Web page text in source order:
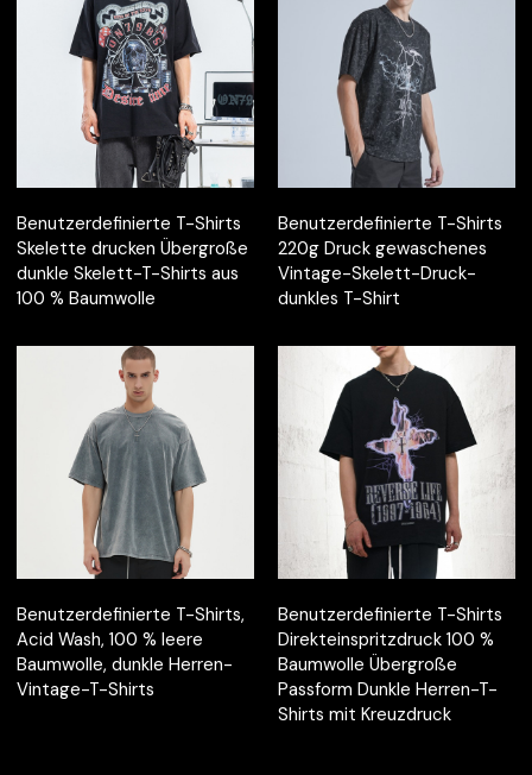
Benutzerdefinierte T-Shirts
Skelette drucken Übergroße
dunkle Skelett-T-Shirts aus
100 % Baumwolle
Benutzerdefinierte T-Shirts
220g Druck gewaschenes
Vintage-Skelett-Druck-
dunkles T-Shirt
Benutzerdefinierte T-Shirts,
Acid Wash, 100 % leere
Baumwolle, dunkle Herren-
Vintage-T-Shirts
Benutzerdefinierte T-Shirts
Direkteinspritzdruck 100 %
Baumwolle Übergroße
Passform Dunkle Herren-T-
Shirts mit Kreuzdruck